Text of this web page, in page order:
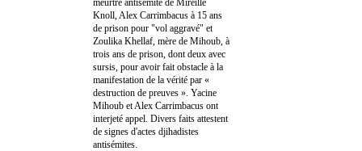
Knoll, Alex Carrimbacus à 15 ans
de prison pour "vol aggravé" et
Zoulika Khellaf, mère de Mihoub, à
trois ans de prison, dont deux avec
sursis, pour avoir fait obstacle à la
manifestation de la vérité par «
destruction de preuves ». Yacine
Mihoub et Alex Carrimbacus ont
interjeté appel. Divers faits attestent
de signes d'actes djihadistes
antisémites.